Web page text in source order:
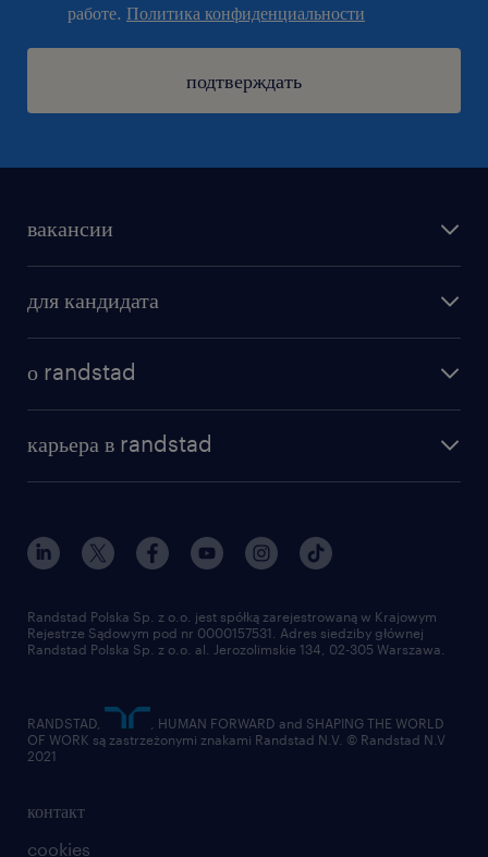
работе. Политика конфиденциальности
подтверждать
вакансии
бонусы для работников
для кандидата
о randstad
институт исследований randstad
для медиа
для поставщиков
карьера в randstad
наш мир
работа в randstad
отправить резюме
контакт
cookies
Randstad Polska Sp. z o.o. jest spółką zarejestrowaną w Krajowym
Rejestrze Sądowym pod nr 0000157531. Adres siedziby głównej
Randstad Polska Sp. z o.o. al. Jerozolimskie 134, 02-305 Warszawa.
RANDSTAD,
, HUMAN FORWARD and SHAPING THE WORLD
OF WORK są zastrzeżonymi znakami Randstad N.V. © Randstad N.V
2021